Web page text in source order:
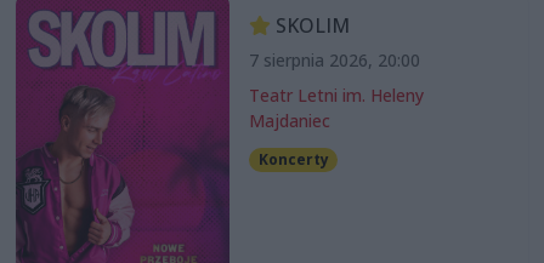
SKOLIM
7 sierpnia 2026, 20:00
Teatr Letni im. Heleny
Majdaniec
Koncerty